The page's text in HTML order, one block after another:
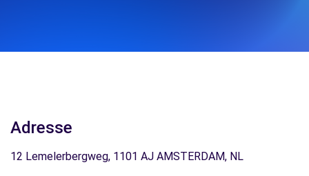
Adresse
12 Lemelerbergweg, 1101 AJ AMSTERDAM, NL